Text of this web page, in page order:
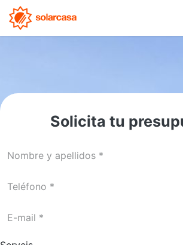
Solicita tu